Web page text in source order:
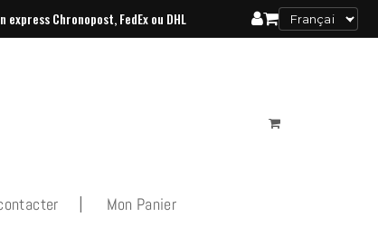
express Chronopost, FedEx ou DHL
Mon Panier